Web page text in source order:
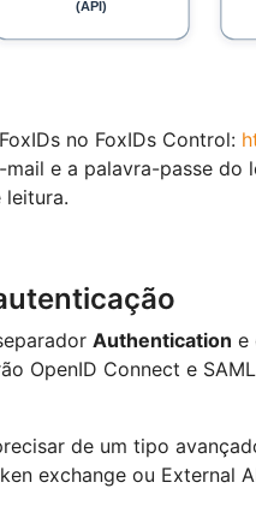
no FoxIDs Control:
e a palavra-passe
leitura.
Authentication e
OpenID Connect e
de um tipo
exchange ou External